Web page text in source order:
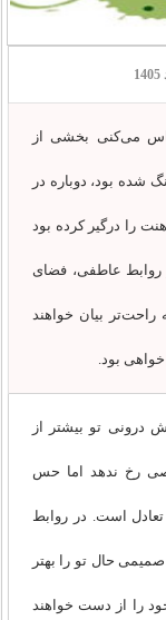
می‌کنی بخشی از
شده بود، دوباره در
را درگیر کرده بود
روابط عاطفی، فضای
بیان خواهند
بود.
درونی تو بیشتر از
رخ ندهد اما حس
است. در روابط
صمیمی حال تو را بهتر
را از دست خواهند